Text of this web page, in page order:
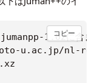
1.02に含まれ
u.ac.jp/nl-
コピー